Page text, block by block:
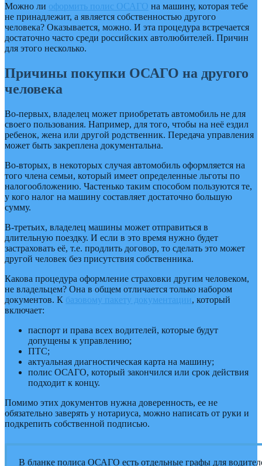
Можно ли оформить полис ОСАГО на машину, которая тебе
не принадлежит, а является собственностью другого
человека? Оказывается, можно. И эта процедура встречается
достаточно часто среди российских автолюбителей. Причин
для этого несколько.
Причины покупки ОСАГО на другого
человека
Во-первых, владелец может приобретать автомобиль не для
своего пользования. Например, для того, чтобы на неё ездил
ребенок, жена или другой родственник. Передача управления
может быть закреплена документальна.
Во-вторых, в некоторых случая автомобиль оформляется на
того члена семьи, который имеет определенные льготы по
налогообложению. Частенько таким способом пользуются те,
у кого налог на машину составляет достаточно большую
сумму.
В-третьих, владелец машины может отправиться в
длительную поездку. И если в это время нужно будет
застраховать её, т.е. продлить договор, то сделать это может
другой человек без присутствия собственника.
Какова процедура оформление страховки другим человеком,
не владельцем? Она в общем отличается только набором
документов. К базовому пакету документации, который
включает:
паспорт и права всех водителей, которые будут
допущены к управлению;
ПТС;
актуальная диагностическая карта на машину;
полис ОСАГО, который закончился или срок действия
подходит к концу.
Помимо этих документов нужна доверенность, ее не
обязательно заверять у нотариуса, можно написать от руки и
подкрепить собственной подписью.
В бланке полиса ОСАГО есть отдельные графы для